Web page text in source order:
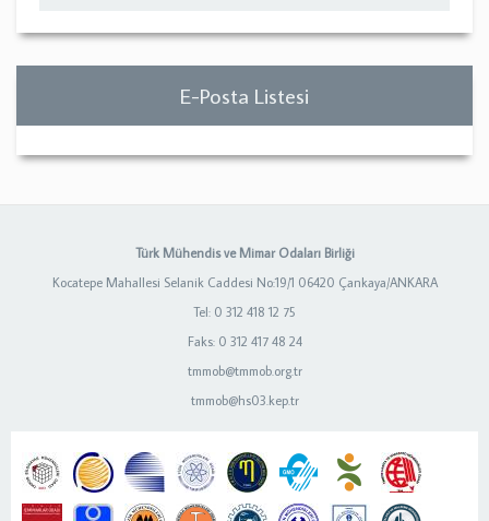
E-Posta Listesi
Türk Mühendis ve Mimar Odaları Birliği
Kocatepe Mahallesi Selanik Caddesi No:19/1 06420 Çankaya/ANKARA
Tel: 0 312 418 12 75
Faks: 0 312 417 48 24
tmmob@tmmob.org.tr
tmmob@hs03.kep.tr